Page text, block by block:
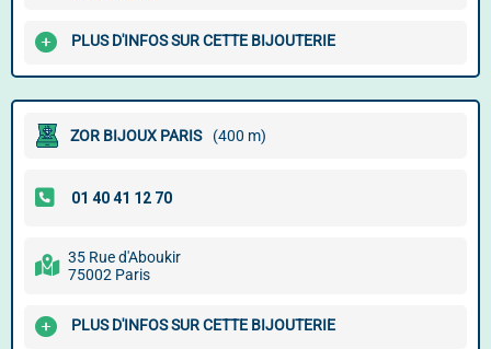
PLUS D'INFOS SUR CETTE BIJOUTERIE
ZOR BIJOUX PARIS (400 m)
35 Rue d'Aboukir
75002 Paris
PLUS D'INFOS SUR CETTE BIJOUTERIE